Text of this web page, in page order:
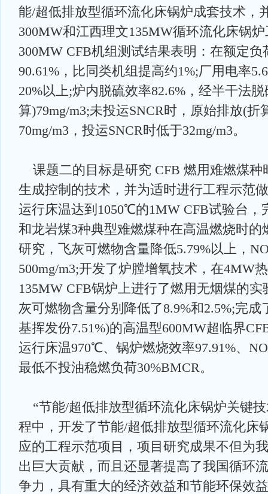
能/超低排放型循环流化床锅炉成套技术，
300MW和江西理文135MW循环流化床锅
300MW CFB机组测试结果表明：在额定
90.61%，比同类机组提高约1%;厂用电率
20%以上;炉内脱硫效率82.6%，经半干法
算)79mg/m3;未投运SNCR时，原始排放(折
70mg/m3，投运SNCR时低于32mg/m3。
课题二的目标是研究 CFB 燃用难燃煤种
生成控制的技术，并为适时进行工程示范
运行床温达到1050℃的1MW CFB试验台，
和龙岩煤3种典型难燃煤种在高温燃烧时的
研究，飞灰可燃物含量降低5.79%以上，
500mg/m3;开发了炉膛增氧技术，在4MW
135MW CFB锅炉上进行了燃用无烟煤的
灰可燃物含量分别降低了8.9%和2.5%;完
基挥发份7.51%)的高温型600MW超临界
运行床温970℃、锅炉燃烧效率97.91%、
最低不投油稳燃负荷30%BMCR。
“节能/超低排放型循环流化床锅炉关键
程中，开发了节能/超低排放型循环流化床
应的工程示范项目，项目研究成果不但为
出巨大贡献，而且还显著提高了我国循环
争力，具有重大的经济效益和节能环保效